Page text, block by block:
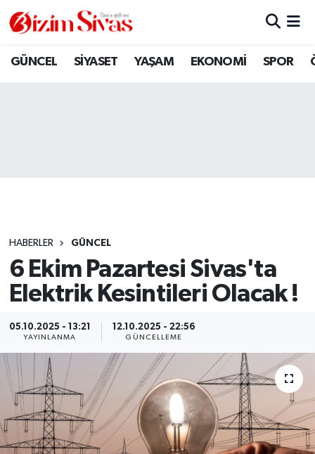
GÜNCEL SİYASET YAŞAM EKONOMİ SPOR
HABERLER GÜNCEL
6 Ekim Pazartesi Sivas'ta
Elektrik Kesintileri Olacak !
05.10.2025 - 13:21
YAYINLANMA
12.10.2025 - 22:56
GÜNCELLEME
ARAMIZDAN AYRILANLAR
GÜNCEL
KÜLTÜR
MAGAZİN
ÖZEL HABER
RESMİ İLANLAR
SAĞLIK
Sivas Nöbetçi Eczaneler
Son Dakika Haberleri
Haber Arşivi